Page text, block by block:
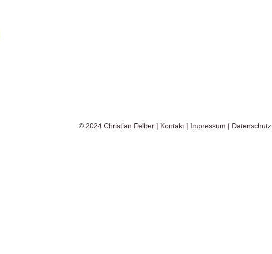
© 2024 Christian Felber | Kontakt | Impressum | Datenschutz